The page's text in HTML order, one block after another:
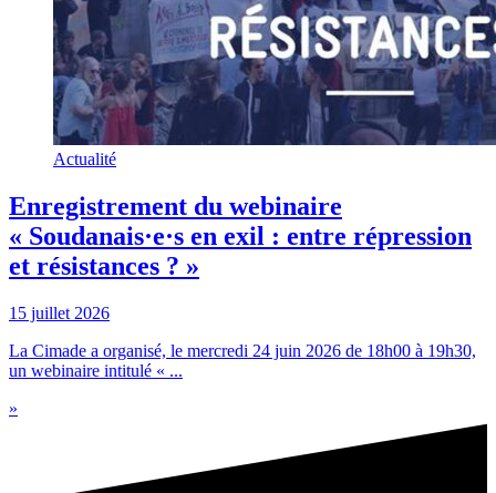
Actualité
Enregistrement du webinaire
« Soudanais·e·s en exil : entre répression
et résistances ? »
15 juillet 2026
La Cimade a organisé, le mercredi 24 juin 2026 de 18h00 à 19h30,
un webinaire intitulé « ...
»